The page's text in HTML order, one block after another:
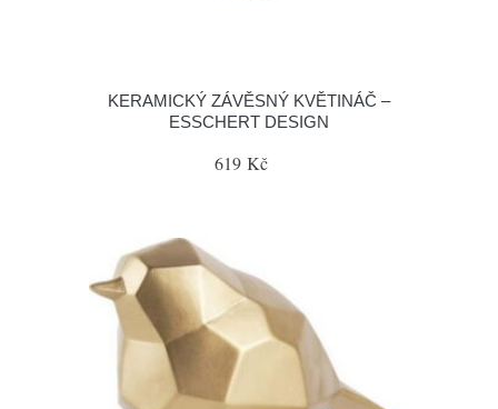
KERAMICKÝ ZÁVĚSNÝ KVĚTINÁČ –
ESSCHERT DESIGN
619 Kč